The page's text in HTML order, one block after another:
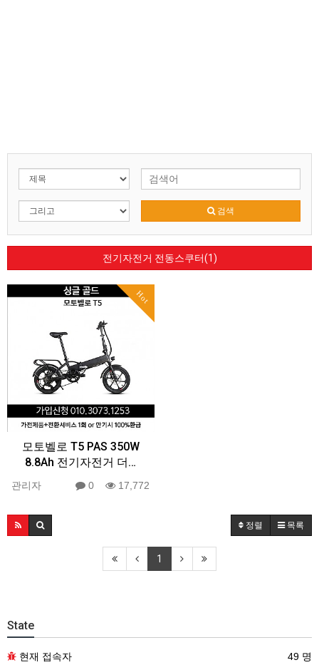
검색
전기자전거 전동스쿠터(1)
Hot
모토벨로 T5 PAS 350W
8.8Ah 전기자전거 더…
관리자 0 17,772
정렬 목록
1
State
현재 접속자 49 명